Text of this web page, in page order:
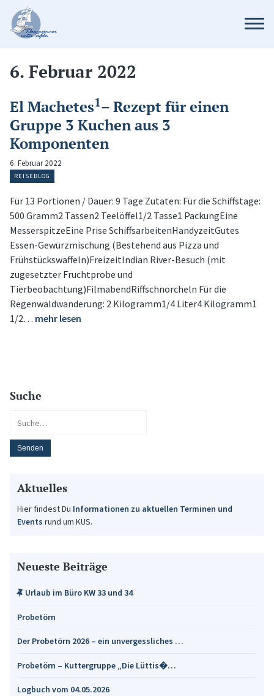
6. Februar 2022
El Machetes1– Rezept für einen
Gruppe 3 Kuchen aus 3
Komponenten
6. Februar 2022
REISEBLOG
Für 13 Portionen / Dauer: 9 Tage Zutaten: Für die Schiffstage:
500 Gramm2 Tassen2 Teelöffel1/2 Tasse1 PackungEine
MesserspitzeEine Prise SchiffsarbeitenHandyzeitGutes
Essen-Gewürzmischung (Bestehend aus Pizza und
Frühstückswaffeln)FreizeitIndian River-Besuch (mit
zugesetzter Fruchtprobe und
Tierbeobachtung)FilmabendRiffschnorcheln Für die
Regenwaldwanderung: 2 Kilogramm1/4 Liter4 Kilogramm1
1/2… mehr lesen
Suche
Aktuelles
Hier findest Du Informationen zu aktuellen Terminen und
Events rund um KUS.
Neueste Beiträge
Urlaub im Büro KW 33 und 34
Probetörn
Der Probetörn 2026 – ein unvergessliches …
Probetörn – Kuttergruppe „Die Lüttis�…
Logbuch vom 04.05.2026